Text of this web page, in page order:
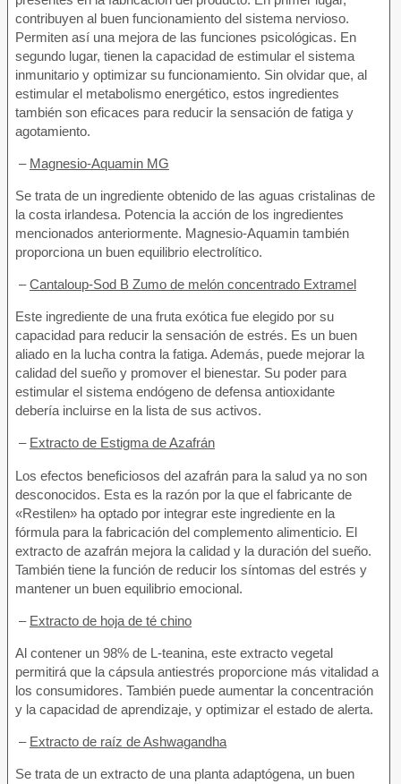
contribuyen al buen funcionamiento del sistema nervioso.
Permiten así una mejora de las funciones psicológicas. En
segundo lugar, tienen la capacidad de estimular el sistema
inmunitario y optimizar su funcionamiento. Sin olvidar que, al
estimular el metabolismo energético, estos ingredientes
también son eficaces para reducir la sensación de fatiga y
agotamiento.
– Magnesio-Aquamin MG
Se trata de un ingrediente obtenido de las aguas cristalinas de
la costa irlandesa. Potencia la acción de los ingredientes
mencionados anteriormente. Magnesio-Aquamin también
proporciona un buen equilibrio electrolítico.
–Cantaloup-Sod B Zumo de melón concentrado Extramel
Este ingrediente de una fruta exótica fue elegido por su
capacidad para reducir la sensación de estrés. Es un buen
aliado en la lucha contra la fatiga. Además, puede mejorar la
calidad del sueño y promover el bienestar. Su poder para
estimular el sistema endógeno de defensa antioxidante
debería incluirse en la lista de sus activos.
– Extracto de Estigma de Azafrán
Los efectos beneficiosos del azafrán para la salud ya no son
desconocidos. Esta es la razón por la que el fabricante de
«Restilen» ha optado por integrar este ingrediente en la
fórmula para la fabricación del complemento alimenticio. El
extracto de azafrán mejora la calidad y la duración del sueño.
También tiene la función de reducir los síntomas del estrés y
mantener un buen equilibrio emocional.
– Extracto de hoja de té chino
Al contener un 98% de L-teanina, este extracto vegetal
permitirá que la cápsula antiestrés proporcione más vitalidad a
los consumidores. También puede aumentar la concentración
y la capacidad de aprendizaje, y optimizar el estado de alerta.
– Extracto de raíz de Ashwagandha
Se trata de un extracto de una planta adaptógena, un buen